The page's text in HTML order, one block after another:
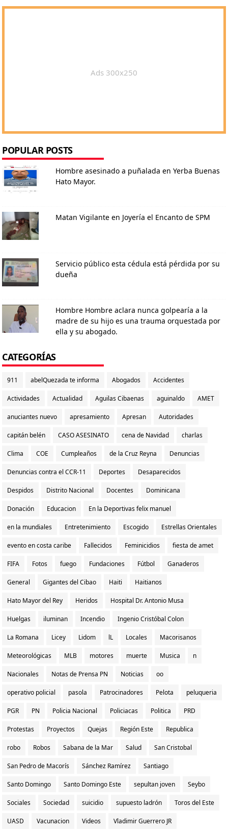
Ads 300x250
POPULAR POSTS
Hombre asesinado a puñalada en Yerba Buenas
Hato Mayor.
Matan Vigilante en Joyería el Encanto de SPM
Servicio público esta cédula está pérdida por su
dueña
Hombre Hombre aclara nunca golpearía a la
madre de su hijo es una trauma orquestada por
ella y su abogado.
CATEGORÍAS
911 abelQuezada te informa Abogados Accidentes
Actividades Actualidad Aguilas Cibaenas aguinaldo AMET
anuciantes nuevo apresamiento Apresan Autoridades
capitán belén CASO ASESINATO cena de Navidad charlas
Clima COE Cumpleaños de la Cruz Reyna Denuncias
Denuncias contra el CCR-11 Deportes Desaparecidos
Despidos Distrito Nacional Docentes Dominicana
Donación Educacion En la Deportivas felix manuel
en la mundiales Entretenimiento Escogido Estrellas Orientales
evento en costa caribe Fallecidos Feminicidios fiesta de amet
FIFA Fotos fuego Fundaciones Fútbol Ganaderos
General Gigantes del Cibao Haiti Haitianos
Hato Mayor del Rey Heridos Hospital Dr. Antonio Musa
Huelgas iluminan Incendio Ingenio Cristóbal Colon
La Romana Licey Lidom lL Locales Macorisanos
Meteorológicas MLB motores muerte Musica n
Nacionales Notas de Prensa PN Noticias oo
operativo policial pasola Patrocinadores Pelota peluqueria
PGR PN Policia Nacional Policiacas Politica PRD
Protestas Proyectos Quejas Región Este Republica
robo Robos Sabana de la Mar Salud San Cristobal
San Pedro de Macorís Sánchez Ramírez Santiago
Santo Domingo Santo Domingo Este sepultan joven Seybo
Sociales Sociedad suicidio supuesto ladrón Toros del Este
UASD Vacunacion Videos Vladimir Guerrero JR